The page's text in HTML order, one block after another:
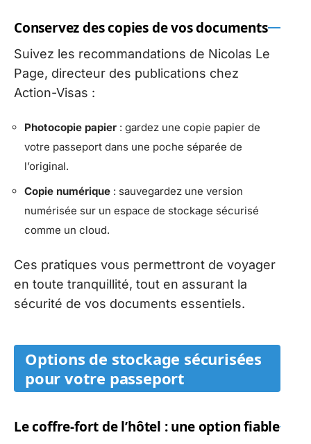
Conservez des copies de vos documents
Suivez les recommandations de Nicolas Le
Page, directeur des publications chez
Action-Visas :
Photocopie papier : gardez une copie papier de
votre passeport dans une poche séparée de
l’original.
Copie numérique : sauvegardez une version
numérisée sur un espace de stockage sécurisé
comme un cloud.
Ces pratiques vous permettront de voyager
en toute tranquillité, tout en assurant la
sécurité de vos documents essentiels.
Options de stockage sécurisées
pour votre passeport
Le coffre-fort de l’hôtel : une option fiable